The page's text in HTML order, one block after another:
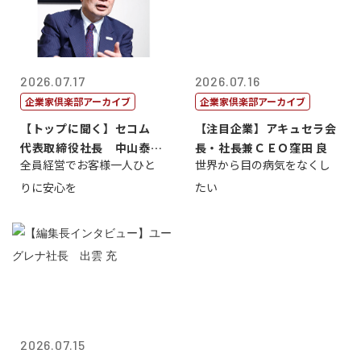
2026.07.17
企業家倶楽部アーカイブ
【トップに聞く】セコム
代表取締役社長 中山泰
男
全員経営でお客様一人ひと
りに安心を
2026.07.16
企業家倶楽部アーカイブ
【注目企業】アキュセラ会
長・社長兼ＣＥＯ窪田 良
世界から目の病気をなくし
たい
2026.07.15